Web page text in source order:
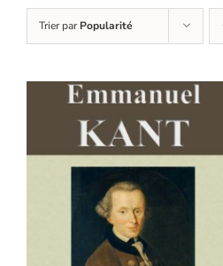
Trier parPopularité
AJOUTER AU PANIER
DÉTAILS